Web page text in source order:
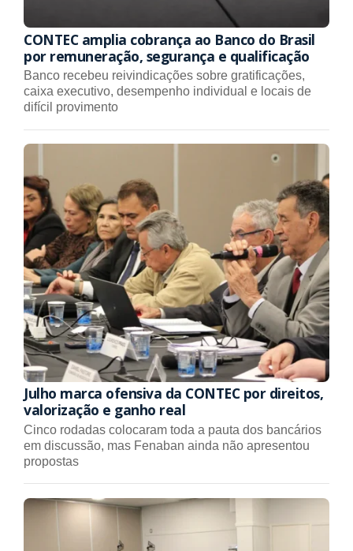
CONTEC amplia cobrança ao Banco do Brasil
por remuneração, segurança e qualificação
Banco recebeu reivindicações sobre gratificações,
caixa executivo, desempenho individual e locais de
difícil provimento
Julho marca ofensiva da CONTEC por direitos,
valorização e ganho real
Cinco rodadas colocaram toda a pauta dos bancários
em discussão, mas Fenaban ainda não apresentou
propostas